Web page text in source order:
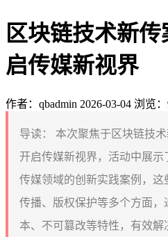
区块链技术新
启传媒新视界
作者：qbadmin 2026-03-04 浏览
导读：
本次聚焦于区块链技
开启传媒新视界，活动中展
传媒领域的创新实践案例，这
传播、版权保护等多个方面，
本、不可篡改等特性，有效